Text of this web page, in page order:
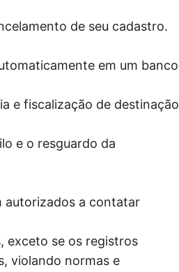
de seu cadastro.
em um banco
e fiscalização de destinação
e o resguardo da
autorizados a contatar
exceto se os registros
violando normas e